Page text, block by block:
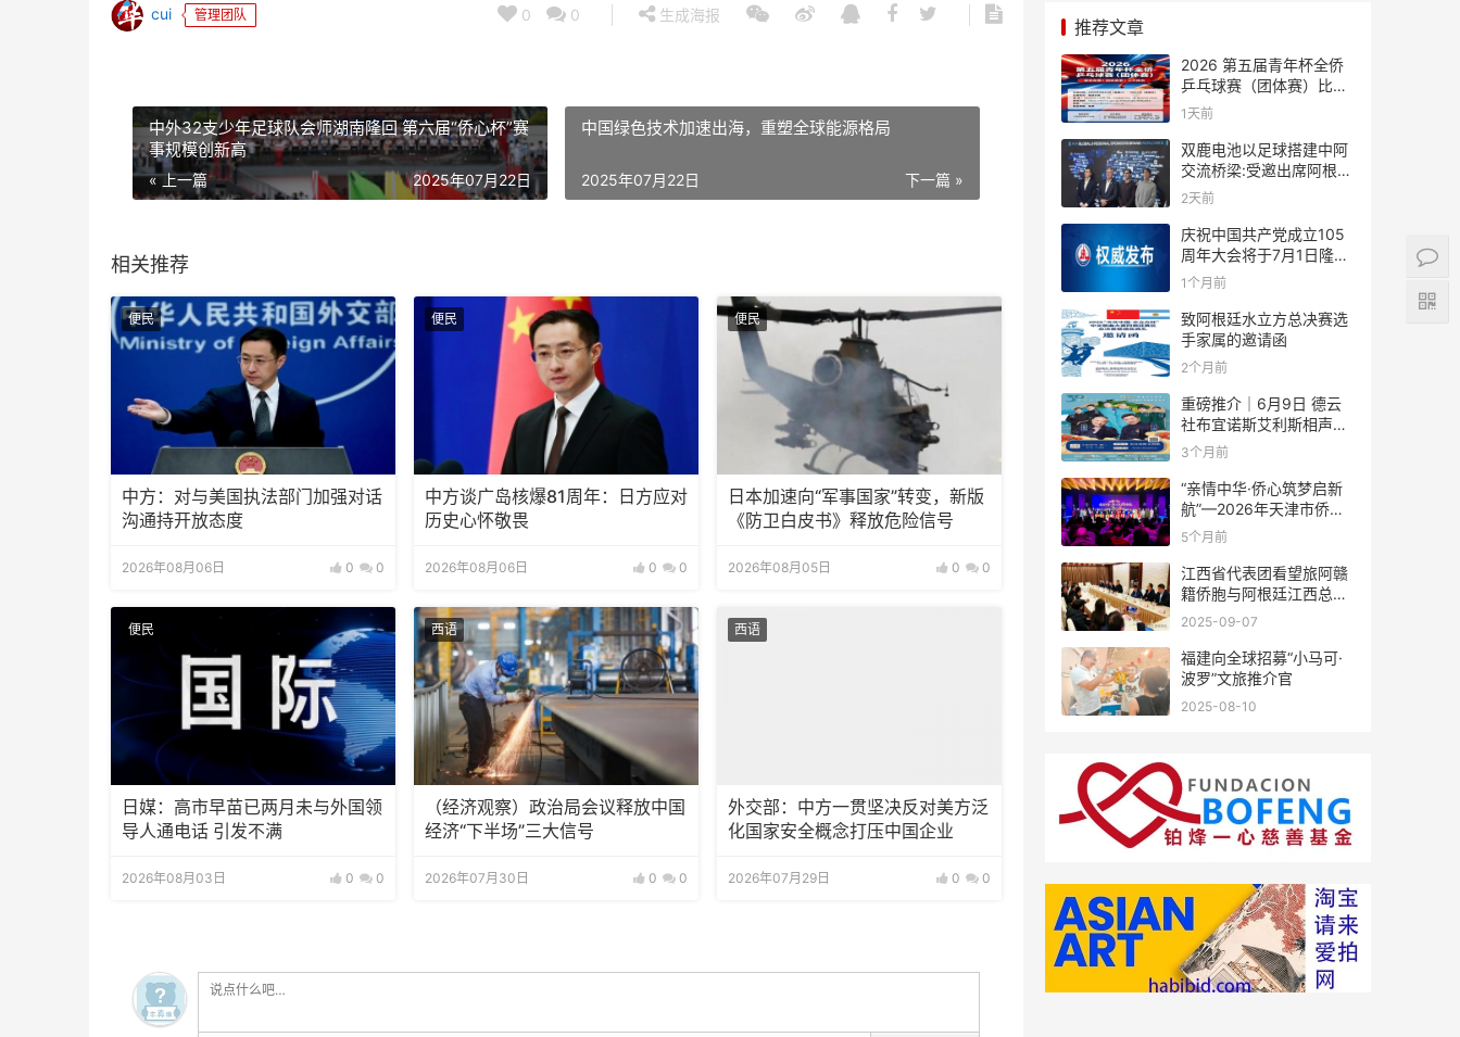
cui 管理团队 0 0 生成海报
中外32支少年足球队会师湖南隆回 第六届“侨心杯”赛
事规模创新高
« 上一篇 2025年07月22日
中国绿色技术加速出海，重塑全球能源格局
下一篇 »
2025年07月22日
相关推荐
便民
中方：对与美国执法部门加强对话
沟通持开放态度
2026年08月06日 0 0
便民
中方谈广岛核爆81周年：日方应对
历史心怀敬畏
2026年08月06日 0 0
便民
日本加速向“军事国家”转变，新版
《防卫白皮书》释放危险信号
2026年08月05日 0 0
便民
日媒：高市早苗已两月未与外国领
导人通电话 引发不满
2026年08月03日 0 0
西语
（经济观察）政治局会议释放中国
经济“下半场”三大信号
2026年07月30日 0 0
西语
外交部：中方一贯坚决反对美方泛
化国家安全概念打压中国企业
2026年07月29日 0 0
推荐文章
2026 第五届青年杯全侨
乒乓球赛（团体赛）比赛
规则
1天前
双鹿电池以足球搭建中阿
交流桥梁:受邀出席阿根廷
足协赞助商招待会！
2天前
庆祝中国共产党成立105
周年大会将于7月1日隆重
举行
1个月前
致阿根廷水立方总决赛选
手家属的邀请函
2个月前
重磅推介｜6月9日 德云
社布宜诺斯艾利斯相声专
场！国风曲艺邂逅南美风
结！
3个月前
“亲情中华·侨心筑梦启新
航”—2026年天津市侨界
新春联谊活动成功举办
5个月前
江西省代表团看望旅阿赣
籍侨胞与阿根廷江西总商
会座谈
2025-09-07
福建向全球招募“小马可·
波罗”文旅推介官
2025-08-10